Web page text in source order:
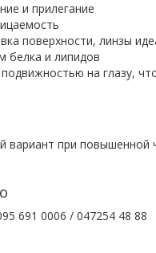
и прилегание
поверхности, линзы
белка и липидов
на глазу,
вариант при повышенной
691 0006 / 047254 48 88